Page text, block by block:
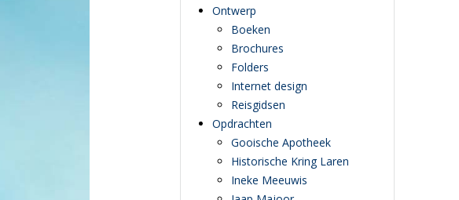
Ontwerp
Boeken
Brochures
Folders
Internet design
Reisgidsen
Opdrachten
Gooische Apotheek
Historische Kring Laren
Ineke Meeuwis